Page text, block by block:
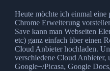
Heute möchte ich einmal eine
Chrome Erweiterung
Save kann man Webseiten
etc) ganz einfach über einen
Cloud Anbieter hochladen.
verschiedene Cloud Anbieter,
Google+/Picasa, Google